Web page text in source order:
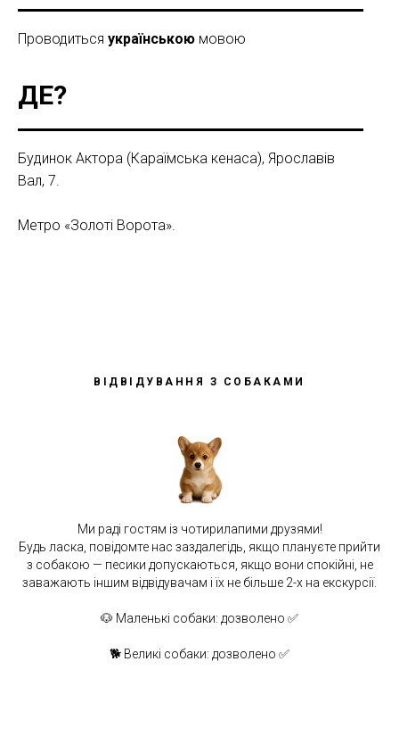
Проводиться українською мовою
ДЕ?
Будинок Актора (Караїмська кенаса), Ярославів
Вал, 7.
Метро «Золоті Ворота».
ВІДВІДУВАННЯ З СОБАКАМИ
Ми раді гостям із чотирилапими друзями!
Будь ласка, повідомте нас заздалегідь, якщо плануєте прийти
з собакою — песики допускаються, якщо вони спокійні, не
заважають іншим відвідувачам і їх не більше 2-х на екскурсії.
🐶 Маленькі собаки: дозволено ✅
🐕 Великі собаки: дозволено ✅